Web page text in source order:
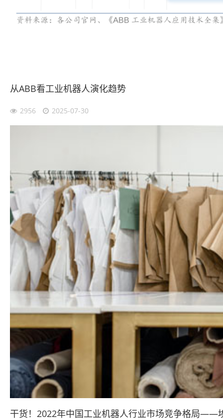
从ABB看工业机器人演化趋势
2956 2025-07-30
干货！2022年中国工业机器人行业市场竞争格局——